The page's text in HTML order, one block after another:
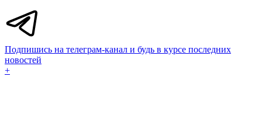
Подпишись на телеграм-канал и будь в курсе последних
новостей
+